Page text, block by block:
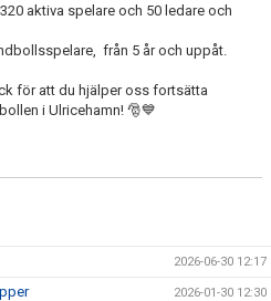
aktiva spelare och 50 ledare och
från 5 år och uppåt.
för att du hjälper oss fortsätta
i Ulricehamn! 🎅💙
2026-06-30 12:17
2026-01-30 12:30